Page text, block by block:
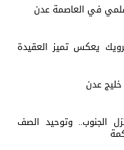
في العاصمة عدن
يعكس تميز العقيدة
عدن
الجنوب.. وتوحيد الصف